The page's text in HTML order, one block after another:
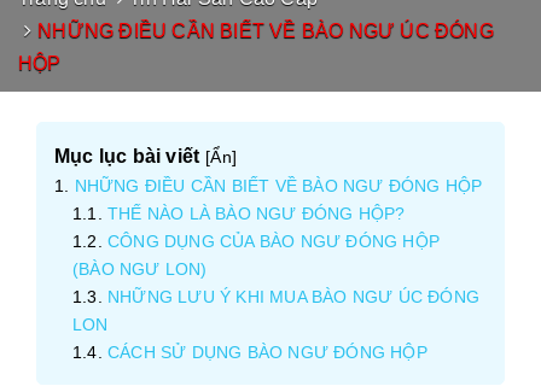
NHỮNG ĐIỀU CẦN BIẾT VỀ BÀO NGƯ ÚC ĐÓNG
HỘP
Mục lục bài viết [Ẩn]
NHỮNG ĐIỀU CẦN BIẾT VỀ BÀO NGƯ ĐÓNG HỘP
THẾ NÀO LÀ BÀO NGƯ ĐÓNG HỘP?
CÔNG DỤNG CỦA BÀO NGƯ ĐÓNG HỘP
(BÀO NGƯ LON)
NHỮNG LƯU Ý KHI MUA BÀO NGƯ ÚC ĐÓNG
LON
CÁCH SỬ DỤNG BÀO NGƯ ĐÓNG HỘP